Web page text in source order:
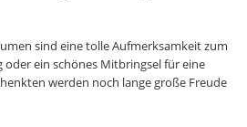
sind eine tolle Aufmerksamkeit zum
ein schönes Mitbringsel für eine
werden noch lange große Freude